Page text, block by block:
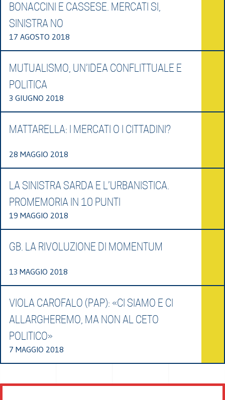
BONACCINI E CASSESE. MERCATI SI,
SINISTRA NO
17 AGOSTO 2018
MUTUALISMO, UN’IDEA CONFLITTUALE E
POLITICA
3 GIUGNO 2018
MATTARELLA: I MERCATI O I CITTADINI?
28 MAGGIO 2018
LA SINISTRA SARDA E L’URBANISTICA.
PROMEMORIA IN 10 PUNTI
19 MAGGIO 2018
GB. LA RIVOLUZIONE DI MOMENTUM
13 MAGGIO 2018
VIOLA CAROFALO (PAP): «CI SIAMO E CI
ALLARGHEREMO, MA NON AL CETO
POLITICO»
7 MAGGIO 2018